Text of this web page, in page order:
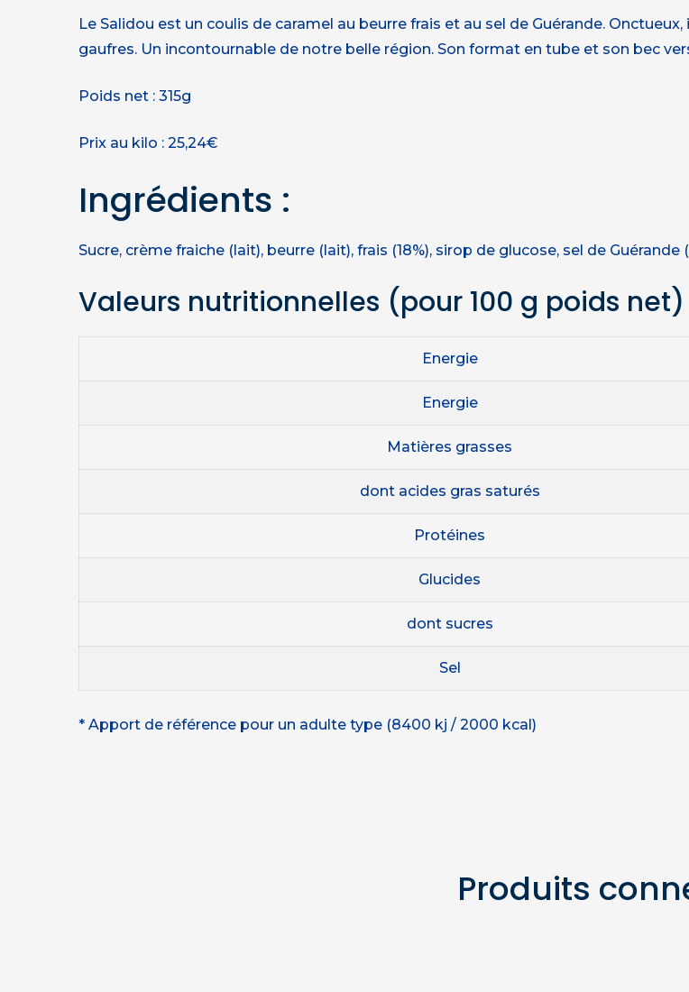
Le Salidou est un coulis de caramel au beurre frais et au sel de Guérande.
gaufres. Un incontournable de notre belle région. Son format en tube et son bec
Poids net : 315g
Prix au kilo : 25,24€
Ingrédients :
Sucre, crème fraiche (lait), beurre (lait), frais (18%), sirop de glucose, sel de Guérande
Valeurs nutritionnelles (pour 100 g poids net)
Energie
Energie
Matières grasses
dont acides gras saturés
Protéines
Glucides
dont sucres
Sel
* Apport de référence pour un adulte type (8400 kj / 2000 kcal)
Produits